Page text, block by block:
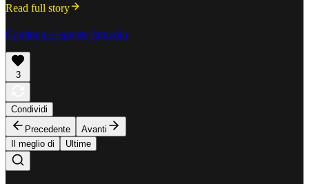
Read full story
Continua a leggere l'articolo
3
Condividi
Precedente
Avanti
Il meglio di
Ultime